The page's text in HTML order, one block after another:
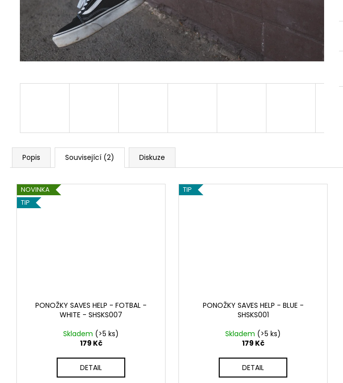
Popis Související (2) Diskuze
NOVINKA
TIP
PONOŽKY SAVES HELP - FOTBAL -
WHITE - SHSKS007
Skladem (>5 ks)
179 Kč
DETAIL
TIP
PONOŽKY SAVES HELP - BLUE -
SHSKS001
Skladem (>5 ks)
179 Kč
DETAIL
590 Kč
590 Kč